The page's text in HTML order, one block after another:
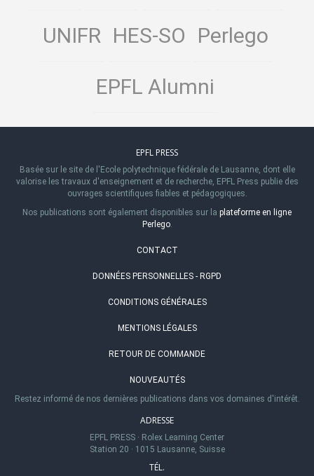
UNIFR HES-SO Perlego
EPFL Alumni
EPFL PRESS
Basée sur le site de l'Ecole polytechnique fédérale de Lausanne, dont elle
valorise les travaux d'enseignement et de recherche, EPFL Press publie des
ouvrages scientifiques fiables et pédagogiques.
Nos publications sont également disponibles sur la plateforme en ligne
Perlego.
CONTACT
DONNÉES PERSONNELLES - RGPD
CONDITIONS GÉNÉRALES
MENTIONS LÉGALES
RETOUR DE COMMANDE
NOUVEAUTÉS
Restez informé de nos dernières publications dans vos domaines d'intérêt.
ADRESSE
EPFL PRESS · Rolex Learning Center
Station 20 · 1015 Lausanne, Suisse
TÉL.